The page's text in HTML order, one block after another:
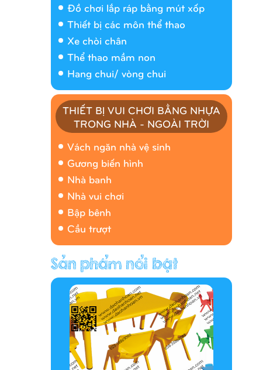
Đồ chơi lắp ráp bằng mút xốp
Thiết bị các môn thể thao
Xe chòi chân
Thể thao mầm non
Hang chui/ vòng chui
THIẾT BỊ VUI CHƠI BẰNG NHỰA
TRONG NHÀ - NGOÀI TRỜI
Vách ngăn nhà vệ sinh
Gương biến hình
Nhà banh
Nhà vui chơi
Bập bênh
Cầu trượt
Nhà banh 9H5408
Hàng rào/nhà banh 9H5412